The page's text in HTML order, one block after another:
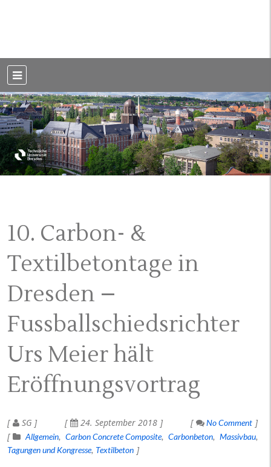
Dresden
10. Carbon- &
Textilbetontage in
Dresden –
Fussballschiedsrichter
Urs Meier hält
Eröffnungsvortrag
SG 24. September 2018
No Comment
Allgemein
Carbon Concrete Composite Carbonbeton
Massivbau
Tagungen und Kongresse Textilbeton